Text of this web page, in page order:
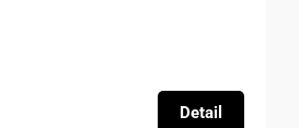
Detail